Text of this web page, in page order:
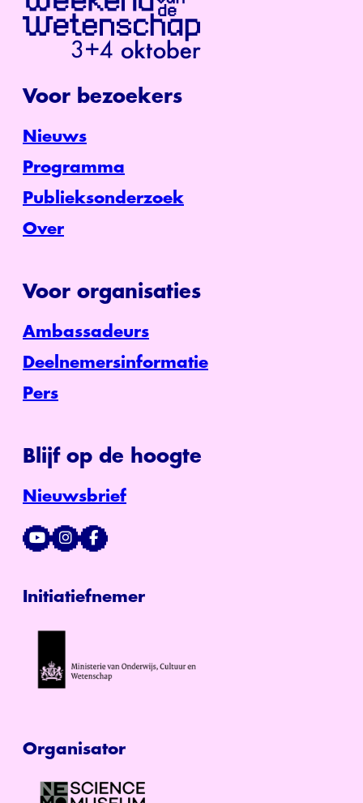
Voor bezoekers
Nieuws
Programma
Publieksonderzoek
Over
Voor organisaties
Ambassadeurs
Deelnemersinformatie
Pers
Blijf op de hoogte
Nieuwsbrief
Initiatiefnemer
Organisator